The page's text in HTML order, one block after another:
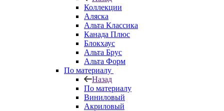
Коллекции
Аляска
Альта Классика
Канада Плюс
Блокхаус
Альта Брус
Альта Форм
По материалу
Назад
По материалу
Виниловый
Акриловый